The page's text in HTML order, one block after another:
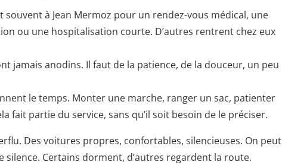
souvent à Jean Mermoz pour un rendez-vous médical, une
ou une hospitalisation courte. D’autres rentrent chez eux
jamais anodins. Il faut de la patience, de la douceur, un peu
le temps. Monter une marche, ranger un sac, patienter
fait partie du service, sans qu’il soit besoin de le préciser.
Des voitures propres, confortables, silencieuses. On peut
silence. Certains dorment, d’autres regardent la route.